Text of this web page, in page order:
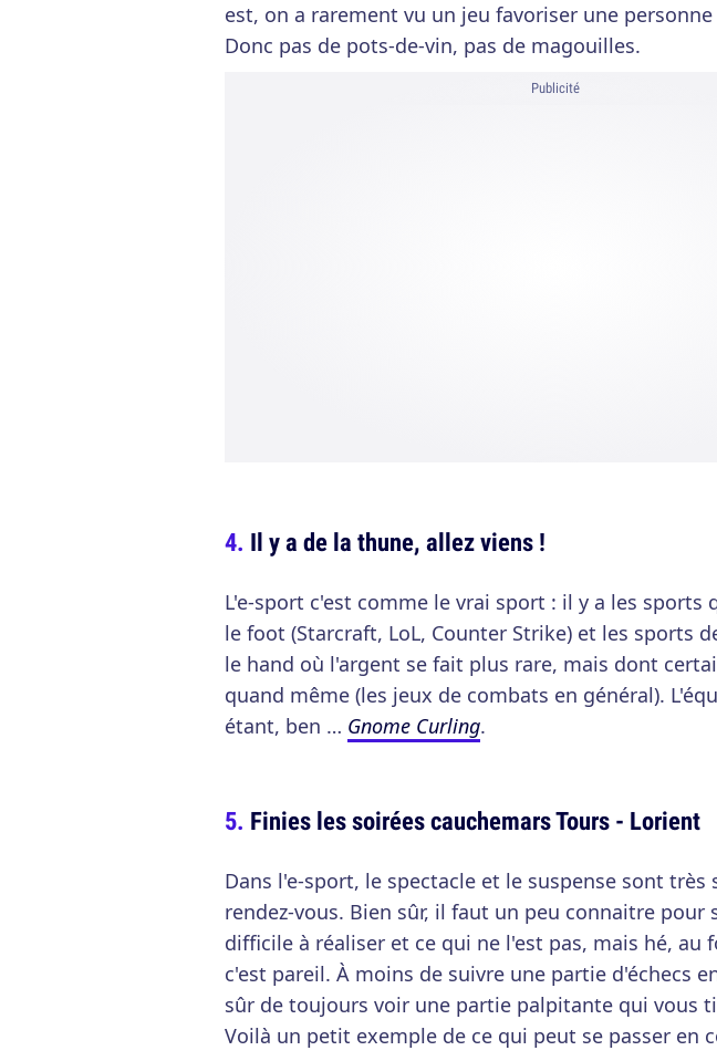
est, on a rarement vu un jeu favoriser une
Donc pas de pots-de-vin, pas de magouilles.
Publicité
Il y a de la thune, allez viens !
L'e-sport c'est comme le vrai sport : il y a les sports
le foot (Starcraft, LoL, Counter Strike) et les sports
le hand où l'argent se fait plus rare, mais dont
quand même (les jeux de combats en général).
étant, ben … Gnome Curling.
Finies les soirées cauchemars Tours - Lorient
Dans l'e-sport, le spectacle et le suspense sont très
rendez-vous. Bien sûr, il faut un peu connaitre pour
difficile à réaliser et ce qui ne l'est pas, mais hé, au
c'est pareil. À moins de suivre une partie d'échecs
sûr de toujours voir une partie palpitante qui vous
Voilà un petit exemple de ce qui peut se passer en